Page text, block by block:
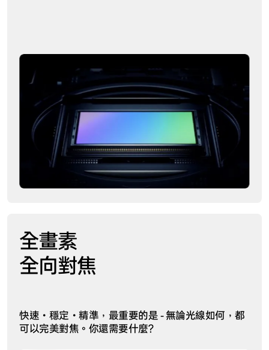
全畫素
全向對焦
快速‧穩定‧精準，最重要的是 - 無論光線如何，都
可以完美對焦。你還需要什麼?